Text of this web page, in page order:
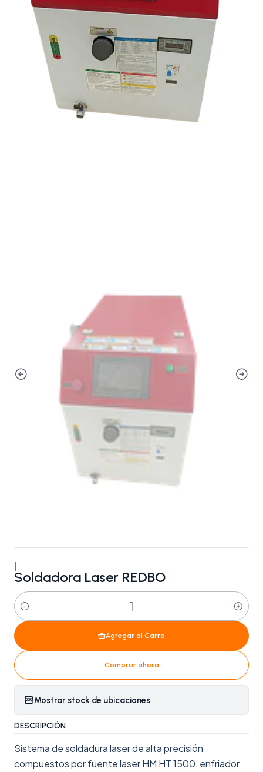
Soldadora Laser REDBO
Cantidad
Agregar al Carro
Comprar ahora
Mostrar stock de ubicaciones
DESCRIPCIÓN
Sistema de soldadura laser de alta precisión
compuestos por fuente laser HM HT 1500, enfriador